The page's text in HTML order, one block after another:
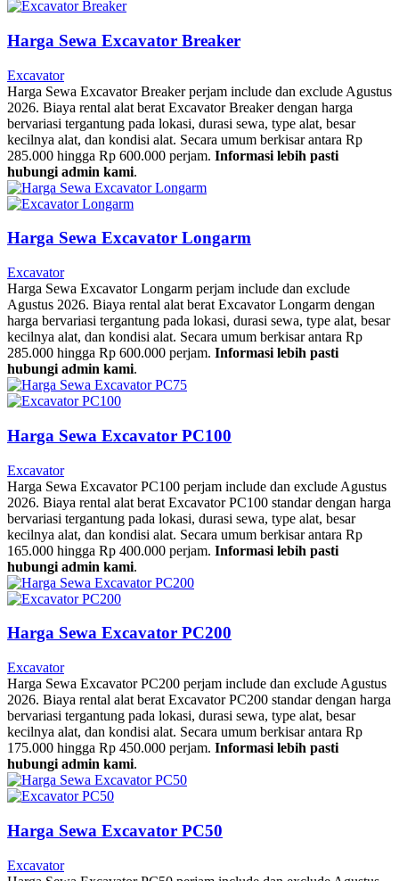
Harga Sewa Excavator Breaker
Excavator
Harga Sewa Excavator Breaker perjam include dan exclude Agustus
2026. Biaya rental alat berat Excavator Breaker dengan harga
bervariasi tergantung pada lokasi, durasi sewa, type alat, besar
kecilnya alat, dan kondisi alat. Secara umum berkisar antara Rp
285.000 hingga Rp 600.000 perjam. Informasi lebih pasti
hubungi admin kami.
Harga Sewa Excavator Longarm
Excavator
Harga Sewa Excavator Longarm perjam include dan exclude
Agustus 2026. Biaya rental alat berat Excavator Longarm dengan
harga bervariasi tergantung pada lokasi, durasi sewa, type alat, besar
kecilnya alat, dan kondisi alat. Secara umum berkisar antara Rp
285.000 hingga Rp 600.000 perjam. Informasi lebih pasti
hubungi admin kami.
Harga Sewa Excavator PC100
Excavator
Harga Sewa Excavator PC100 perjam include dan exclude Agustus
2026. Biaya rental alat berat Excavator PC100 standar dengan harga
bervariasi tergantung pada lokasi, durasi sewa, type alat, besar
kecilnya alat, dan kondisi alat. Secara umum berkisar antara Rp
165.000 hingga Rp 400.000 perjam. Informasi lebih pasti
hubungi admin kami.
Harga Sewa Excavator PC200
Excavator
Harga Sewa Excavator PC200 perjam include dan exclude Agustus
2026. Biaya rental alat berat Excavator PC200 standar dengan harga
bervariasi tergantung pada lokasi, durasi sewa, type alat, besar
kecilnya alat, dan kondisi alat. Secara umum berkisar antara Rp
175.000 hingga Rp 450.000 perjam. Informasi lebih pasti
hubungi admin kami.
Harga Sewa Excavator PC50
Excavator